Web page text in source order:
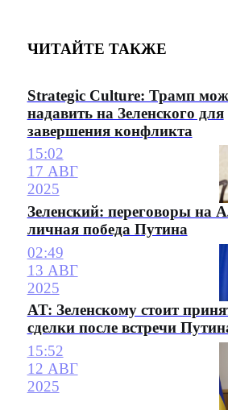
ЧИТАЙТЕ ТАКЖЕ
Strategic Culture: Трамп
надавить на Зеленского для
завершения конфликта
15:02
17 АВГ
2025
Зеленский: переговоры на
личная победа Путина
02:49
13 АВГ
2025
AT: Зеленскому стоит
сделки после встречи
15:52
12 АВГ
2025